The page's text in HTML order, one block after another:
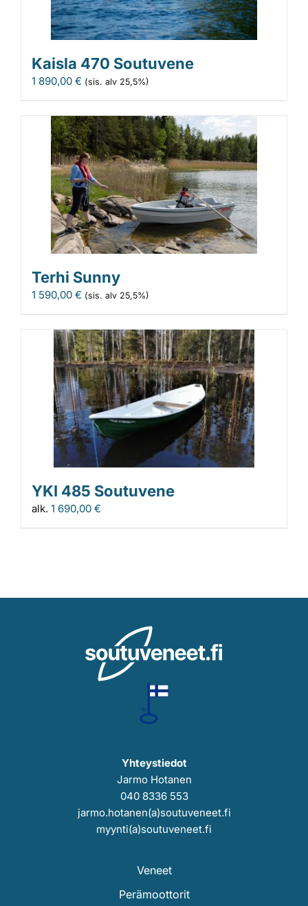
Kaisla 470 Soutuvene
1 890,00 € (sis. alv 25,5%)
Terhi Sunny
1 590,00 € (sis. alv 25,5%)
YKI 485 Soutuvene
alk. 1 690,00 €
Yhteystiedot
Jarmo Hotanen
040 8336 553
jarmo.hotanen(a)soutuveneet.fi
myynti(a)soutuveneet.fi
Veneet
Perämoottorit